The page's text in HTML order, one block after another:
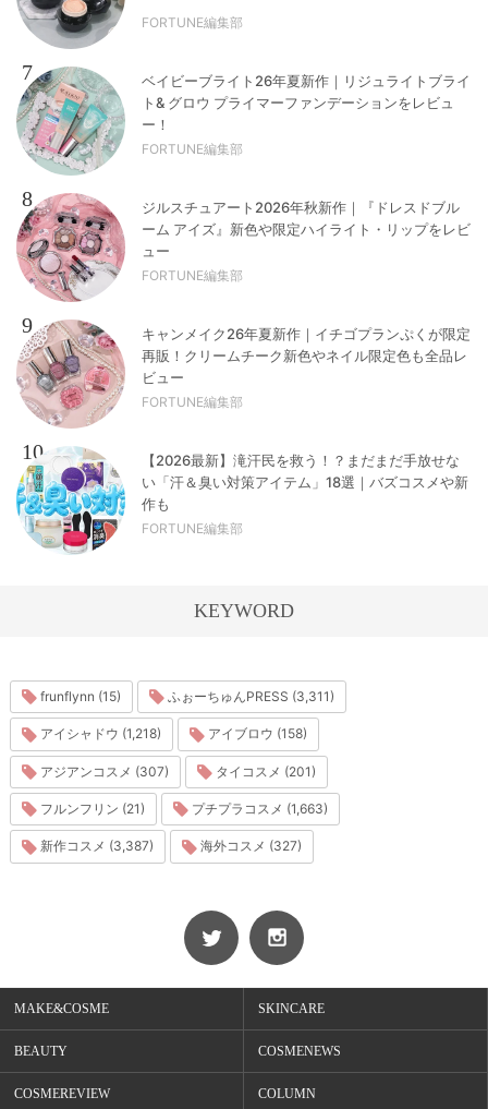
FORTUNE編集部
7
ベイビーブライト26年夏新作｜リジュライトブライ
ト& グロウ プライマーファンデーションをレビュ
ー！
FORTUNE編集部
8
ジルスチュアート2026年秋新作｜『ドレスドブル
ーム アイズ』新色や限定ハイライト・リップをレビ
ュー
FORTUNE編集部
9
キャンメイク26年夏新作｜イチゴプランぷくが限定
再販！クリームチーク新色やネイル限定色も全品レ
ビュー
FORTUNE編集部
10
【2026最新】滝汗民を救う！？まだまだ手放せな
い「汗＆臭い対策アイテム」18選｜バズコスメや新
作も
FORTUNE編集部
KEYWORD
frunflynn (15) ふぉーちゅんPRESS (3,311)
アイシャドウ (1,218) アイブロウ (158)
アジアンコスメ (307) タイコスメ (201)
フルンフリン (21) プチプラコスメ (1,663)
新作コスメ (3,387) 海外コスメ (327)
MAKE&COSME SKINCARE
BEAUTY COSMENEWS
COSMEREVIEW COLUMN